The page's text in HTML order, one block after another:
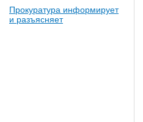
Прокуратура информирует
и разъясняет